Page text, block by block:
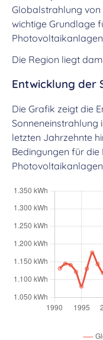
Globalstrahlung von
wichtige Grundlage
Die Region liegt
Entwicklung der
Die Grafik zeigt die
Sonneneinstrahlung
letzten Jahrzehnte
Bedingungen für